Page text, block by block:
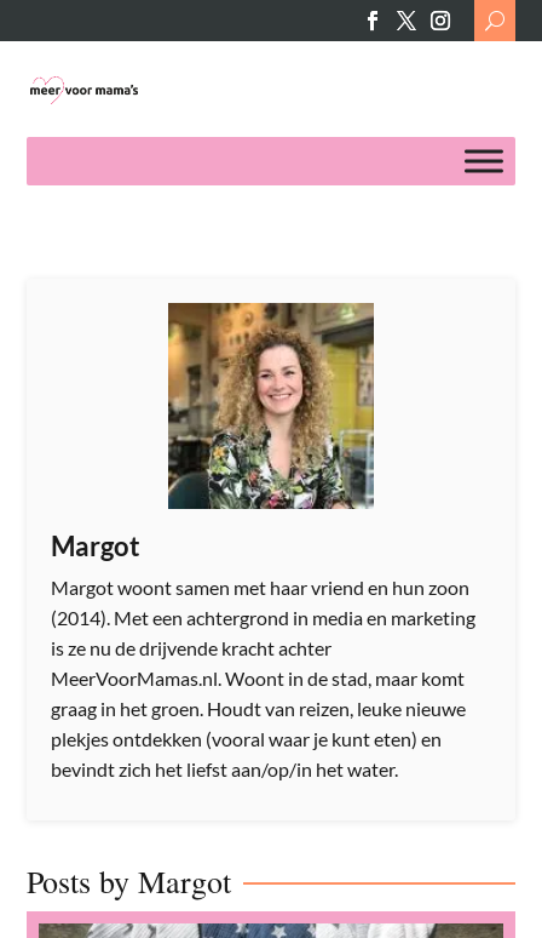
Search
for:
Margot
Margot woont samen met haar vriend en hun zoon
(2014). Met een achtergrond in media en marketing
is ze nu de drijvende kracht achter
MeerVoorMamas.nl. Woont in de stad, maar komt
graag in het groen. Houdt van reizen, leuke nieuwe
plekjes ontdekken (vooral waar je kunt eten) en
bevindt zich het liefst aan/op/in het water.
Posts by Margot